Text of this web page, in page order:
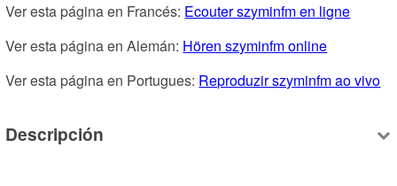
Ver esta página en Francés: Ecouter szyminfm en ligne
Ver esta página en Alemán: Hören szyminfm online
Ver esta página en Portugues: Reproduzir szyminfm ao vivo
Descripción